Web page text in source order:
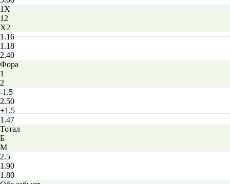
1X
12
X2
1.16
1.18
2.40
Фора
1
2
-1.5
2.50
+1.5
1.47
Тотал
Б
М
2.5
1.90
1.80